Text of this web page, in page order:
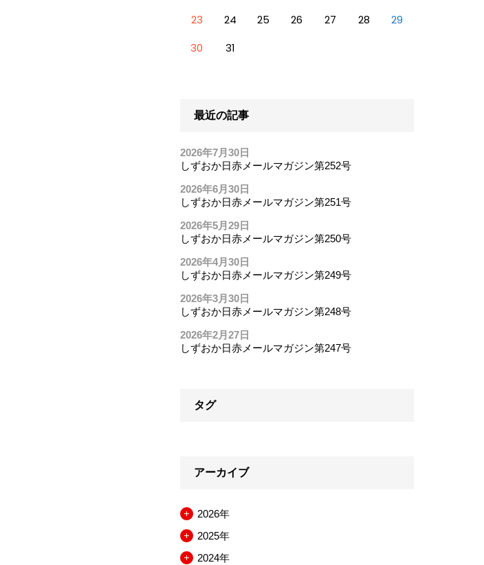
23
24 25 26 27 28
29
30
31
最近の記事
2026年7月30日
しずおか日赤メールマガジン第252号
2026年6月30日
しずおか日赤メールマガジン第251号
2026年5月29日
しずおか日赤メールマガジン第250号
2026年4月30日
しずおか日赤メールマガジン第249号
2026年3月30日
しずおか日赤メールマガジン第248号
2026年2月27日
しずおか日赤メールマガジン第247号
タグ
アーカイブ
2026年
メ
2025年
メ
2024年